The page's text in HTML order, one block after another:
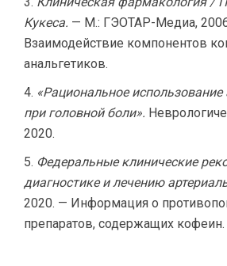
Кукеса. — М.: ГЭОТАР-Медиа,
Взаимодействие компонентов
анальгетиков.
«Рациональное использование
при головной боли».
2020.
Федеральные клинические
диагностике и лечению
2020. — Информация о
препаратов, содержащих кофеин.